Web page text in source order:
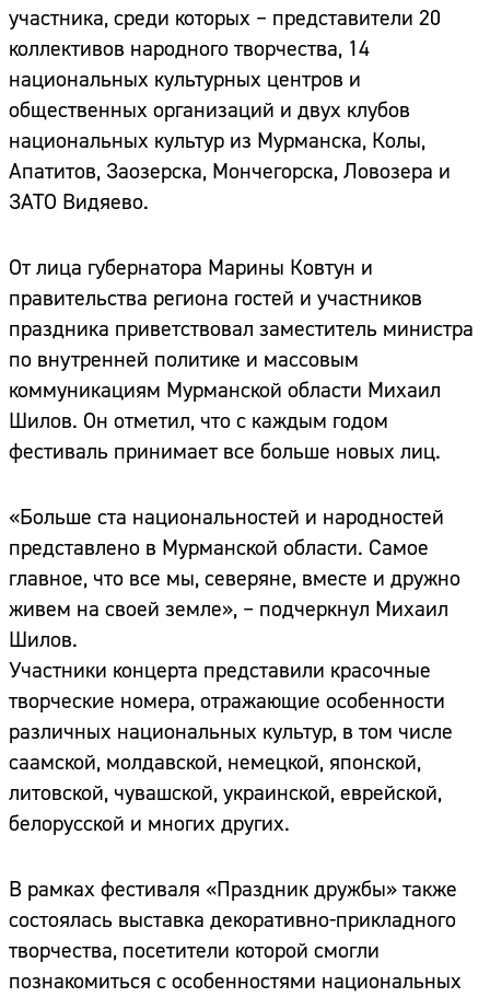
участника, среди которых – представители 20
коллективов народного творчества, 14
национальных культурных центров и
общественных организаций и двух клубов
национальных культур из Мурманска, Колы,
Апатитов, Заозерска, Мончегорска, Ловозера и
ЗАТО Видяево.
От лица губернатора Марины Ковтун и
правительства региона гостей и участников
праздника приветствовал заместитель министра
по внутренней политике и массовым
коммуникациям Мурманской области Михаил
Шилов. Он отметил, что с каждым годом
фестиваль принимает все больше новых лиц.
«Больше ста национальностей и народностей
представлено в Мурманской области. Самое
главное, что все мы, северяне, вместе и дружно
живем на своей земле», – подчеркнул Михаил
Шилов.
Участники концерта представили красочные
творческие номера, отражающие особенности
различных национальных культур, в том числе
саамской, молдавской, немецкой, японской,
литовской, чувашской, украинской, еврейской,
белорусской и многих других.
В рамках фестиваля «Праздник дружбы» также
состоялась выставка декоративно-прикладного
творчества, посетители которой смогли
познакомиться с особенностями национальных